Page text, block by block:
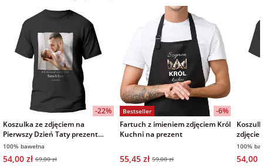
na Dzień Babci i
Dziadka
na Wielkanoc
na wieczór
panieński
na wieczór
kawalerski
-22%
Koszulka ze zdjęciem na
Pierwszy Dzień Taty prezent
męska czarna
100% bawełna
54,00 zł 69,00 zł
Bestseller
-6%
Fartuch z imieniem zdjęciem Król
Kuchni na prezent
55,45 zł 59,00 zł
zdjęcia
Ojca
100%
54,00